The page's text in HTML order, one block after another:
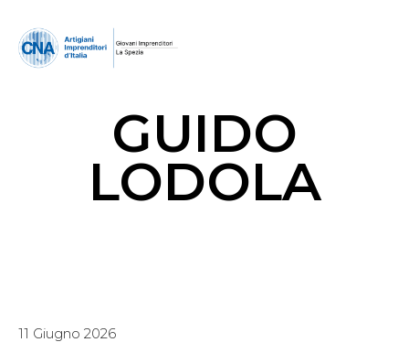
GUIDO
LODOLA
11 Giugno 2026